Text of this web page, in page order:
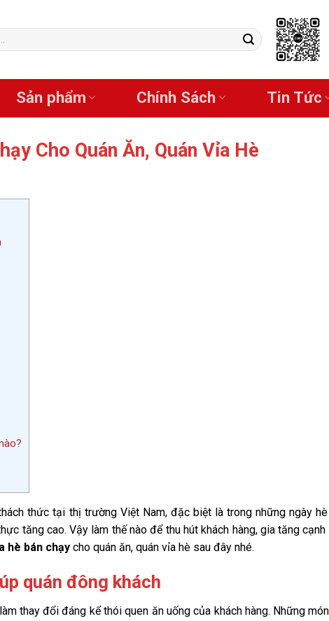
Sản phẩm Chính Sách Tin Tức
Cho Quán Ăn, Quán Vỉa Hè
thức tại thị trường Việt Nam, đặc biệt là trong những ngày
tăng cao. Vậy làm thế nào để thu hút khách hàng, gia tăng cạnh
hè bán chạy cho quán ăn, quán vỉa hè sau đây nhé.
quán đông khách
thay đổi đáng kể thói quen ăn uống của khách hàng. Những